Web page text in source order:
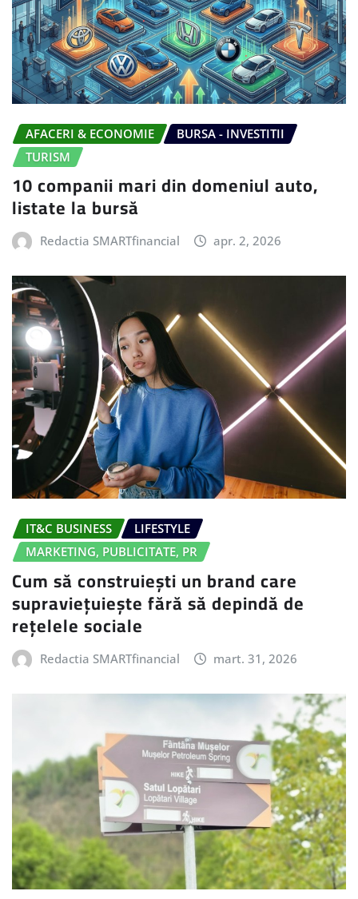
AFACERI & ECONOMIE
BURSA - INVESTITII
TURISM
10 companii mari din domeniul auto,
listate la bursă
Redactia SMARTfinancial apr. 2, 2026
IT&C BUSINESS
LIFESTYLE
MARKETING, PUBLICITATE, PR
Cum să construiești un brand care
supraviețuiește fără să depindă de
rețelele sociale
Redactia SMARTfinancial mart. 31, 2026